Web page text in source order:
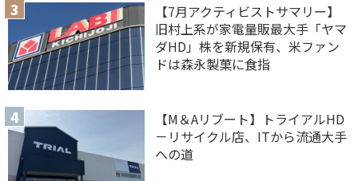
【7月アクティビストサマリー】
旧村上系が家電量販最大手「ヤマ
ダHD」株を新規保有、米ファン
ドは森永製菓に食指
【M＆Aリブート】トライアルHD
－リサイクル店、ITから流通大手
への道